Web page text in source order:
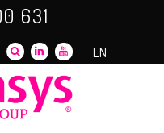
631
EN